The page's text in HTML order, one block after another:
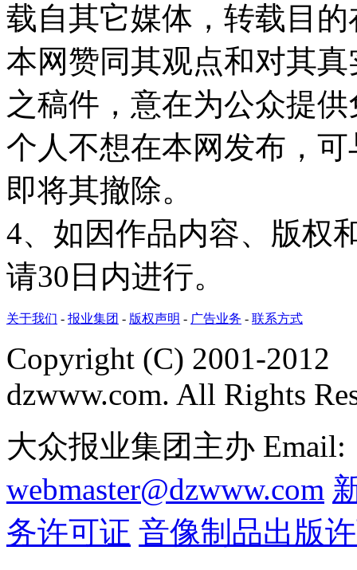
载自其它媒体，转载目
本网赞同其观点和对其
之稿件，意在为公众提
个人不想在本网发布，
即将其撤除。
4、如因作品内容、版权
请30日内进行。
关于我们 - 报业集团 - 版权声明 - 广告业务 - 联系方式
Copyright (C) 2001-2012
dzwww.com. All Rights
大众报业集团主办 Email:
webmaster@dzwww.com
务许可证 音像制品出版